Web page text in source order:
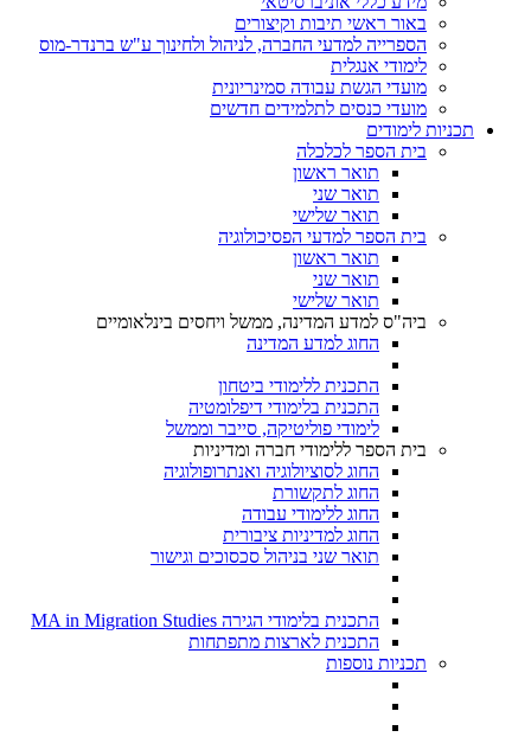
באור ראשי תיבות וקיצורים
הספרייה למדעי החברה, לניהול ולחינוך ע"ש ברנדר-מוס
לימודי אנגלית
מועדי הגשת עבודה סמינריונית
מועדי כנסים לתלמידים חדשים
תכניות לימודים
בית הספר לכלכלה
תואר ראשון
תואר שני
תואר שלישי
בית הספר למדעי הפסיכולוגיה
תואר ראשון
תואר שני
תואר שלישי
ביה"ס למדע המדינה, ממשל ויחסים בינלאומיים
החוג למדע המדינה
התכנית ללימודי ביטחון
התכנית בלימודי דיפלומטיה
לימודי פוליטיקה, סייבר וממשל
בית הספר ללימודי חברה ומדיניות
החוג לסוציולוגיה ואנתרופולוגיה
החוג לתקשורת
החוג ללימודי עבודה
החוג למדיניות ציבורית
תואר שני בניהול סכסוכים וגישור
התכנית בלימודי הגירה MA in Migration Studies​
התכנית לארצות מתפתחות
תכניות נוספות